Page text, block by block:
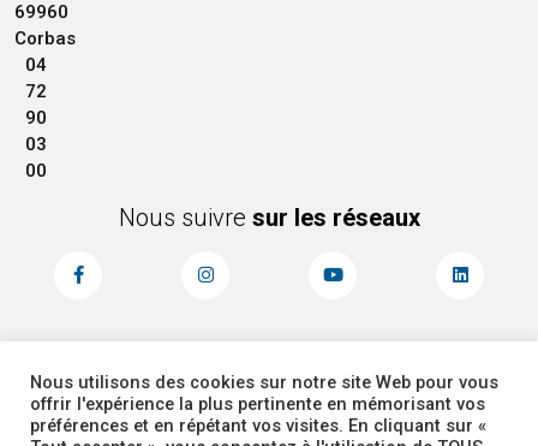
69960
Corbas
04
72
90
03
00
Nous suivre sur les réseaux
MENTIONS LÉGALES
PLAN DU SITE
ACCESSIBILITÉ
ADMINISTRATEUR
Nous utilisons des cookies sur notre site Web pour vous
offrir l'expérience la plus pertinente en mémorisant vos
préférences et en répétant vos visites. En cliquant sur «